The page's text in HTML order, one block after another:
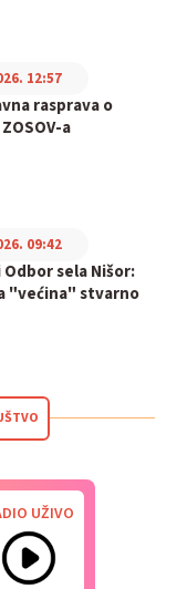
rasprava o
a
12:57
sela Nišor:
"većina" stvarno
09:42
UŽIVO